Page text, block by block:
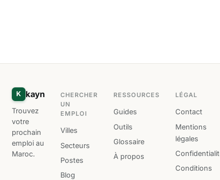
K kayn
Trouvez
votre
prochain
emploi au
Maroc.
CHERCHER
UN
EMPLOI
Villes
Secteurs
Postes
Blog
RESSOURCES
Guides
Outils
Glossaire
À propos
LÉGAL
Contact
Mentions
légales
Conditions